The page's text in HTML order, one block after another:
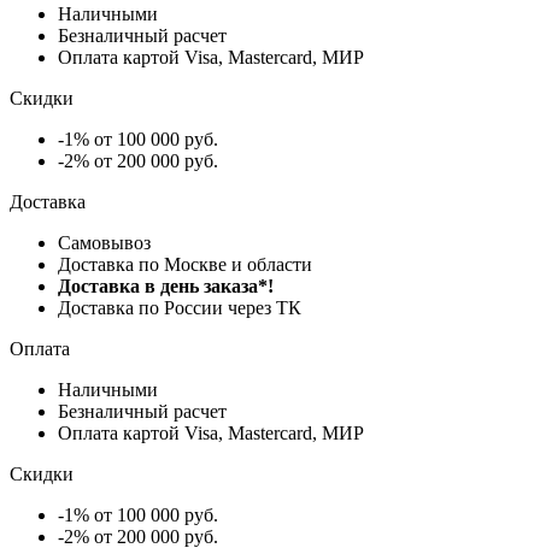
Наличными
Безналичный расчет
Оплата картой Visa, Mastercard, МИР
Скидки
-1% от 100 000 руб.
-2% от 200 000 руб.
Доставка
Самовывоз
Доставка по Москве и области
Доставка в день заказа*!
Доставка по России через ТК
Оплата
Наличными
Безналичный расчет
Оплата картой Visa, Mastercard, МИР
Скидки
-1% от 100 000 руб.
-2% от 200 000 руб.